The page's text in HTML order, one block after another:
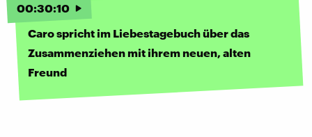
00:30:10
Caro spricht im Liebestagebuch über das
Zusammenziehen mit ihrem neuen, alten
Freund